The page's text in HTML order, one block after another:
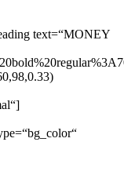
text=“MONEY